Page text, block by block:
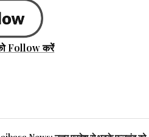
Follow करें